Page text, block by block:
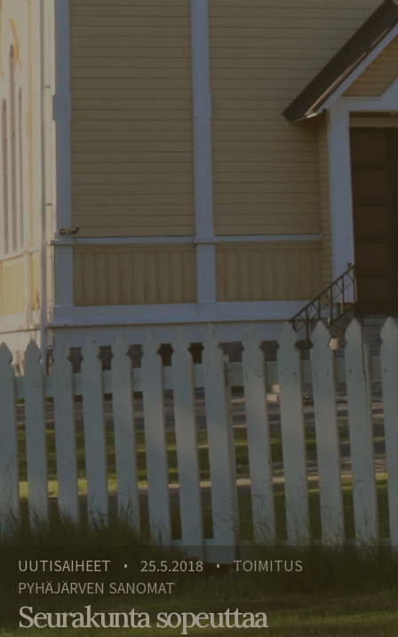
UUTISAIHEET • 25.5.2018 • TOIMITUS
PYHÄJÄRVEN SANOMAT
Seurakunta sopeuttaa